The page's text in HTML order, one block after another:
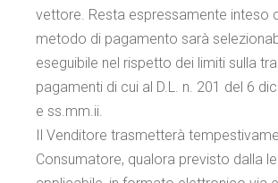
vettore. Resta espressamente inteso
metodo di pagamento sarà
eseguibile nel rispetto dei limiti sulla
pagamenti di cui al D.L. n. 201 del 6
e ss.mm.ii.
Il Venditore trasmetterà
Consumatore, qualora previsto dalla